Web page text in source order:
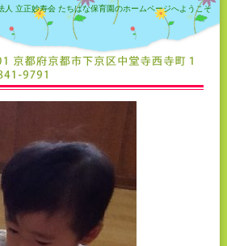
人 立正妙寿会 たちばな保育園のホームページへようこそ